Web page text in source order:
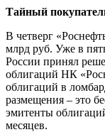
Тайный
В четверг
млрд руб. Уже в
России принял
облигаций НК
облигаций в
размещения – это
эмитенты
месяцев.